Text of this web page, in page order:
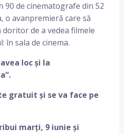
de cinematografe din 52
o avanpremieră care să
de a vedea filmele
în sala de cinema.
loc și la
gratuit și se va face pe
marți, 9 iunie și